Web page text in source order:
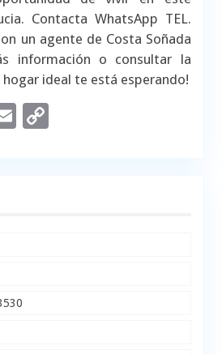
Contacta WhatsApp TEL.
un agente de Costa Soñada
información o consultar la
hogar ideal te está esperando!
Email